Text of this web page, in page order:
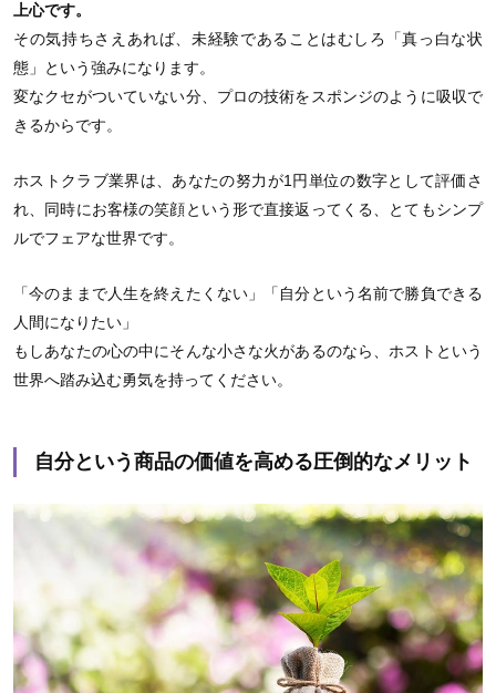
上心です。
その気持ちさえあれば、未経験であることはむしろ「真っ白な状
態」という強みになります。
変なクセがついていない分、プロの技術をスポンジのように吸収で
きるからです。
ホストクラブ業界は、あなたの努力が1円単位の数字として評価さ
れ、同時にお客様の笑顔という形で直接返ってくる、とてもシンプ
ルでフェアな世界です。
「今のままで人生を終えたくない」「自分という名前で勝負できる
人間になりたい」
もしあなたの心の中にそんな小さな火があるのなら、ホストという
世界へ踏み込む勇気を持ってください。
自分という商品の価値を高める圧倒的なメリット